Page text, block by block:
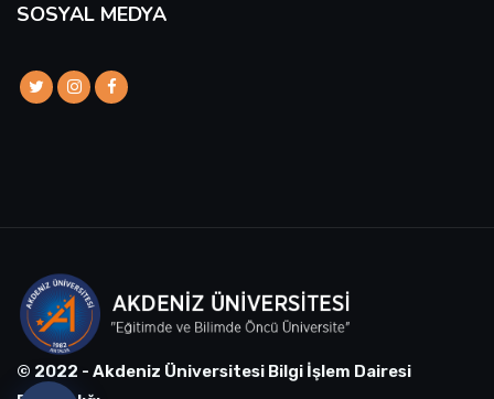
SOSYAL MEDYA
© 2022 - Akdeniz Üniversitesi Bilgi İşlem Dairesi